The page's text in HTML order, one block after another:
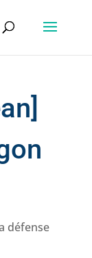
défense